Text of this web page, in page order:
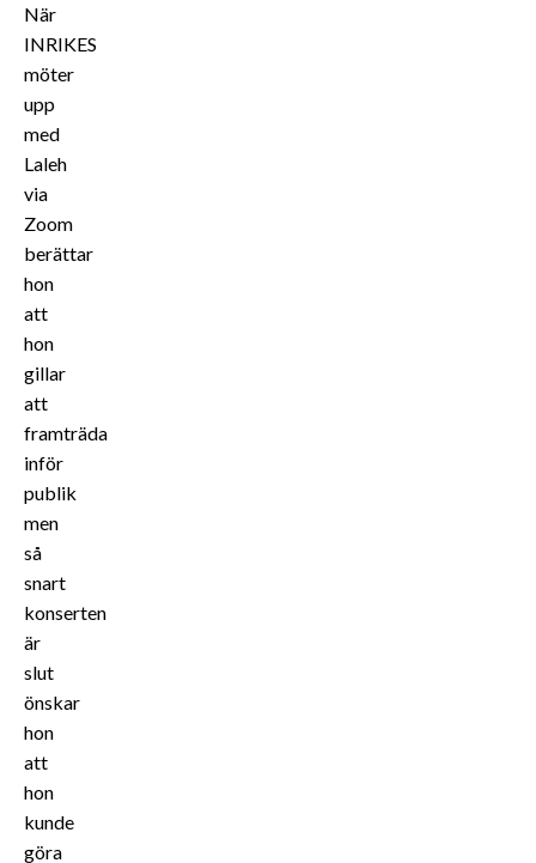
När
INRIKES
möter
upp
med
Laleh
via
Zoom
berättar
hon
att
hon
gillar
att
framträda
inför
publik
men
så
snart
konserten
är
slut
önskar
hon
att
hon
kunde
göra